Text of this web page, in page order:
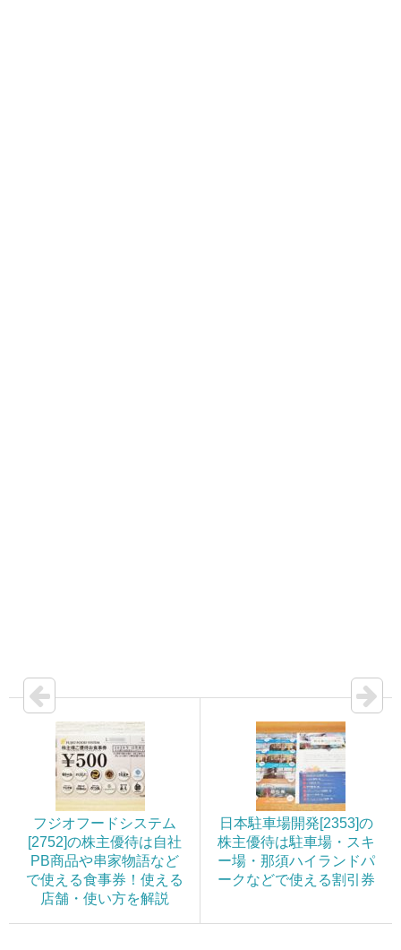
フジオフードシステム
[2752]の株主優待は自社
PB商品や串家物語など
で使える食事券！使える
店舗・使い方を解説
日本駐車場開発[2353]の
株主優待は駐車場・スキ
ー場・那須ハイランドパ
ークなどで使える割引券